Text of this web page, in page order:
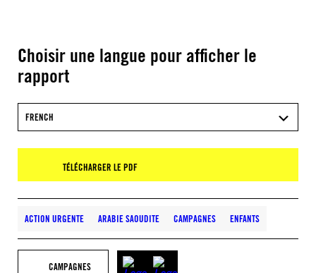
Choisir une langue pour afficher le
rapport
FRENCH
TÉLÉCHARGER LE PDF
ACTION URGENTE ARABIE SAOUDITE CAMPAGNES ENFANTS
CAMPAGNES